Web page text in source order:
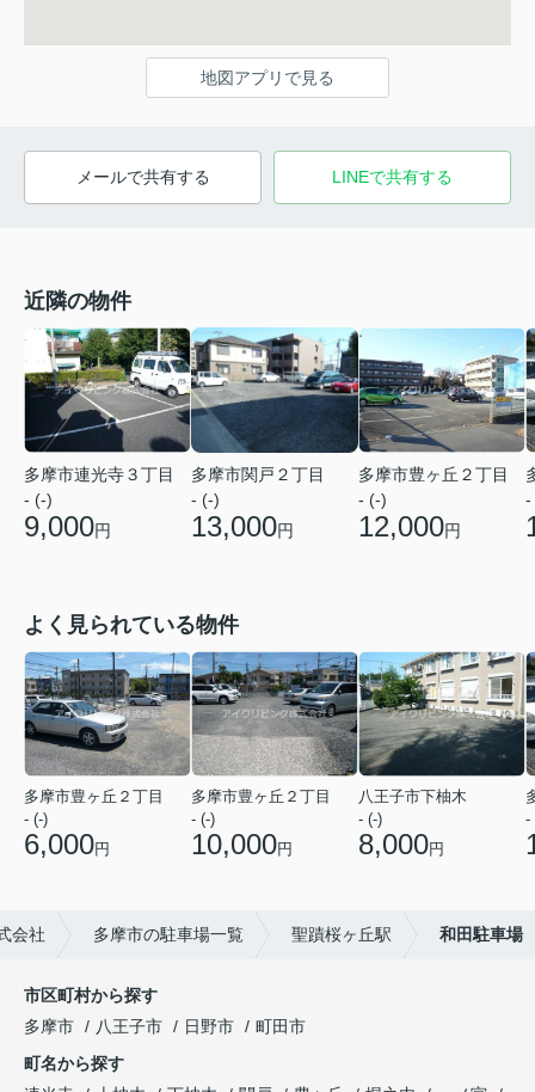
地図アプリで見る
メールで共有する LINEで共有する
近隣の物件
多摩市連光寺３丁目
- (-)
9,000円
多摩市関戸２丁目
- (-)
13,000円
多摩市豊ヶ丘２丁目
- (-)
12,000円
-
よく見られている物件
多摩市豊ヶ丘２丁目
- (-)
6,000円
多摩市豊ヶ丘２丁目
- (-)
10,000円
八王子市下柚木
- (-)
8,000円
-
会社 多摩市の駐車場一覧 聖蹟桜ヶ丘駅 和田駐車場
市区町村から探す
多摩市
八王子市 日野市
町田市
町名から探す